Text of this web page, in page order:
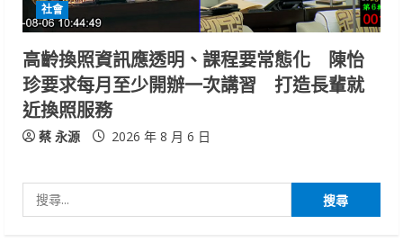
社會
高齡換照資訊應透明、課程要常態化 陳怡
珍要求每月至少開辦一次講習 打造長輩就
近換照服務
蔡 永源 2026 年 8 月 6 日
尋